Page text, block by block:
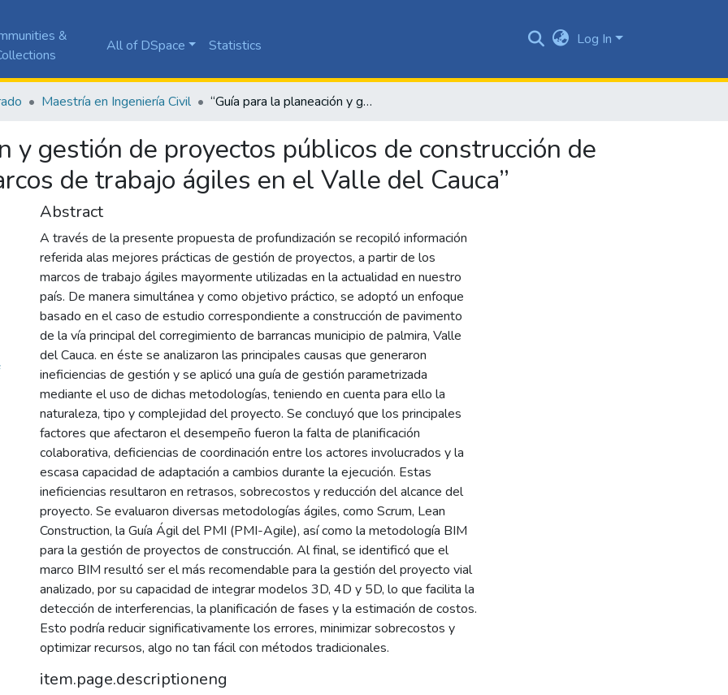
&
All of DSpace Statistics Log In
Maestría en Ingeniería Civil “Guía para la planeación y gestión de proyectos públicos de construcción de vías implementando marcos de trabajo ágiles en el Valle del Cauca”
y gestión de proyectos públicos de construcción de
de trabajo ágiles en el Valle del Cauca”
Abstract
A través de la presente propuesta de profundización se recopiló información
referida alas mejores prácticas de gestión de proyectos, a partir de los
marcos de trabajo ágiles mayormente utilizadas en la actualidad en nuestro
país. De manera simultánea y como objetivo práctico, se adoptó un enfoque
basado en el caso de estudio correspondiente a construcción de pavimento
de la vía principal del corregimiento de barrancas municipio de palmira, Valle
del Cauca. en éste se analizaron las principales causas que generaron
ineficiencias de gestión y se aplicó una guía de gestión parametrizada
mediante el uso de dichas metodologías, teniendo en cuenta para ello la
naturaleza, tipo y complejidad del proyecto. Se concluyó que los principales
factores que afectaron el desempeño fueron la falta de planificación
colaborativa, deficiencias de coordinación entre los actores involucrados y la
escasa capacidad de adaptación a cambios durante la ejecución. Estas
ineficiencias resultaron en retrasos, sobrecostos y reducción del alcance del
proyecto. Se evaluaron diversas metodologías ágiles, como Scrum, Lean
Construction, la Guía Ágil del PMI (PMI-Agile), así como la metodología BIM
para la gestión de proyectos de construcción. Al final, se identificó que el
marco BIM resultó ser el más recomendable para la gestión del proyecto vial
analizado, por su capacidad de integrar modelos 3D, 4D y 5D, lo que facilita la
detección de interferencias, la planificación de fases y la estimación de costos.
Esto podría reducir significativamente los errores, minimizar sobrecostos y
optimizar recursos, algo no tan fácil con métodos tradicionales.
item.page.descriptioneng